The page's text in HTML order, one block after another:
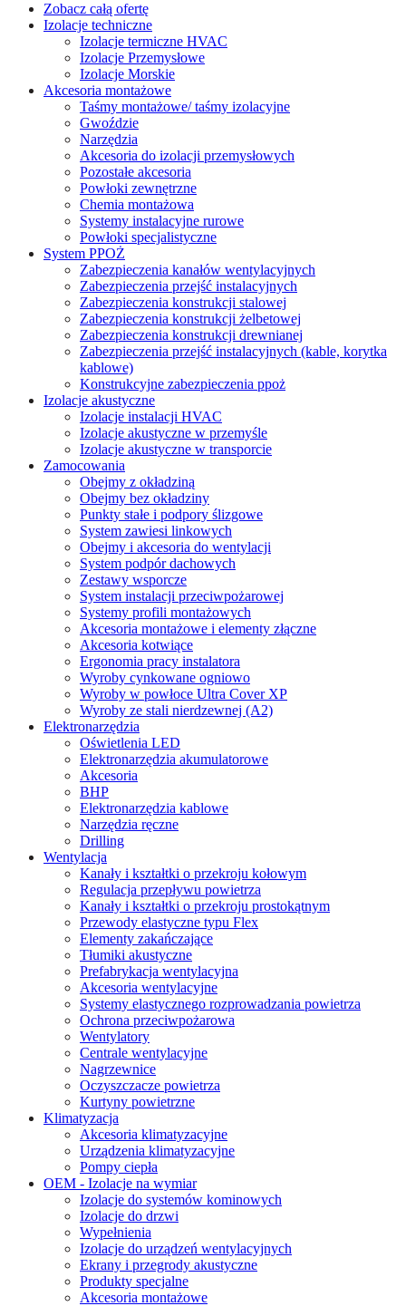
Zobacz całą ofertę
Izolacje techniczne
Izolacje termiczne HVAC
Izolacje Przemysłowe
Izolacje Morskie
Akcesoria montażowe
Taśmy montażowe/ taśmy izolacyjne
Gwoździe
Narzędzia
Akcesoria do izolacji przemysłowych
Pozostałe akcesoria
Powłoki zewnętrzne
Chemia montażowa
Systemy instalacyjne rurowe
Powłoki specjalistyczne
System PPOŻ
Zabezpieczenia kanałów wentylacyjnych
Zabezpieczenia przejść instalacyjnych
Zabezpieczenia konstrukcji stalowej
Zabezpieczenia konstrukcji żelbetowej
Zabezpieczenia konstrukcji drewnianej
Zabezpieczenia przejść instalacyjnych (kable, korytka
kablowe)
Konstrukcyjne zabezpieczenia ppoż
Izolacje akustyczne
Izolacje instalacji HVAC
Izolacje akustyczne w przemyśle
Izolacje akustyczne w transporcie
Zamocowania
Obejmy z okładziną
Obejmy bez okładziny
Punkty stałe i podpory ślizgowe
System zawiesi linkowych
Obejmy i akcesoria do wentylacji
System podpór dachowych
Zestawy wsporcze
System instalacji przeciwpożarowej
Systemy profili montażowych
Akcesoria montażowe i elementy złączne
Akcesoria kotwiące
Ergonomia pracy instalatora
Wyroby cynkowane ogniowo
Wyroby w powłoce Ultra Cover XP
Wyroby ze stali nierdzewnej (A2)
Elektronarzędzia
Oświetlenia LED
Elektronarzędzia akumulatorowe
Akcesoria
BHP
Elektronarzędzia kablowe
Narzędzia ręczne
Drilling
Wentylacja
Kanały i kształtki o przekroju kołowym
Regulacja przepływu powietrza
Kanały i kształtki o przekroju prostokątnym
Przewody elastyczne typu Flex
Elementy zakańczające
Tłumiki akustyczne
Prefabrykacja wentylacyjna
Akcesoria wentylacyjne
Systemy elastycznego rozprowadzania powietrza
Ochrona przeciwpożarowa
Wentylatory
Centrale wentylacyjne
Nagrzewnice
Oczyszczacze powietrza
Kurtyny powietrzne
Klimatyzacja
Akcesoria klimatyzacyjne
Urządzenia klimatyzacyjne
Pompy ciepła
OEM - Izolacje na wymiar
Izolacje do systemów kominowych
Izolacje do drzwi
Wypełnienia
Izolacje do urządzeń wentylacyjnych
Ekrany i przegrody akustyczne
Produkty specjalne
Akcesoria montażowe